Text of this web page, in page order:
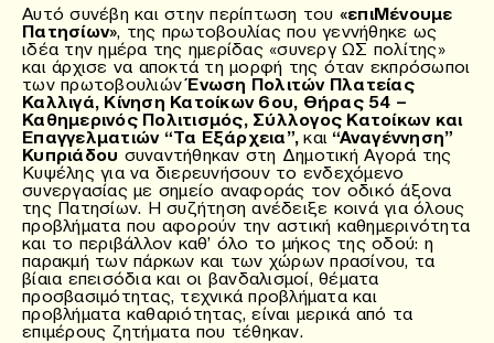
Αυτό συνέβη και στην περίπτωση του «επιΜένουμε
Πατησίων», της πρωτοβουλίας που γεννήθηκε ως
ιδέα την ημέρα της ημερίδας «συνεργ ΩΣ πολίτης»
και άρχισε να αποκτά τη μορφή της όταν εκπρόσωποι
των πρωτοβουλιώνΈνωση Πολιτών Πλατείας
Καλλιγά, Κίνηση Κατοίκων 6ου, Θήρας 54 –
Καθημερινός Πολιτισμός, Σύλλογος Κατοίκων και
Επαγγελματιών “Τα Εξάρχεια”,και “Αναγέννηση”
Κυπριάδου συναντήθηκαν στη Δημοτική Αγορά της
Κυψέλης για να διερευνήσουν το ενδεχόμενο
συνεργασίας με σημείο αναφοράς τον οδικό άξονα
της Πατησίων. Η συζήτηση ανέδειξε κοινά για όλους
προβλήματα που αφορούν την αστική καθημερινότητα
και το περιβάλλον καθ’ όλο το μήκος της οδού: η
παρακμή των πάρκων και των χώρων πρασίνου, τα
βίαια επεισόδια και οι βανδαλισμοί, θέματα
προσβασιμότητας, τεχνικά προβλήματα και
προβλήματα καθαριότητας, είναι μερικά από τα
επιμέρους ζητήματα που τέθηκαν.